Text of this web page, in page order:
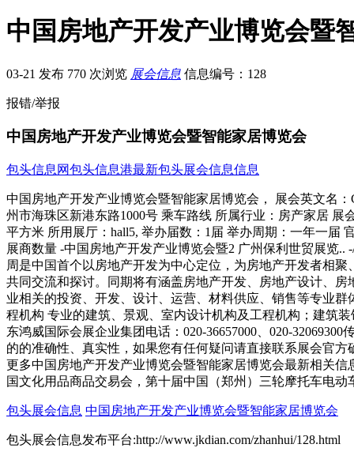
中国房地产开发产业博览会暨
03-21 发布 770 次浏览 展会信息 信息编号：128
报错/举报
中国房地产开发产业博览会暨智能家居博览会
包头信息网包头信息港最新包头展会信息信息
中国房地产开发产业博览会暨智能家居博览会， 展会英文名：
州市海珠区新港东路1000号 乘车路线 所属行业：房产家居
平方米 所用展厅：hall5, 举办届数：1届 举办周期：一年一届
展商数量 -中国房地产开发产业博览会暨2 广州保利世贸展览..
周是中国首个以房地产开发为中心定位，为房地产开发者相
共同交流和探讨。同期将有涵盖房地产开发、房地产设计、
业相关的投资、开发、设计、运营、材料供应、销售等专业
程机构 专业的建筑、景观、室内设计机构及工程机构；建筑
东鸿威国际会展企业集团电话：020-36657000、020-
的的准确性、真实性，如果您有任何疑问请直接联系展会官方
更多中国房地产开发产业博览会暨智能家居博览会最新相关
国文化用品商品交易会，第十届中国（郑州）三轮摩托车电
包头展会信息 中国房地产开发产业博览会暨智能家居博览会
包头展会信息发布平台:http://www.jkdian.com/zhanhui/128.html